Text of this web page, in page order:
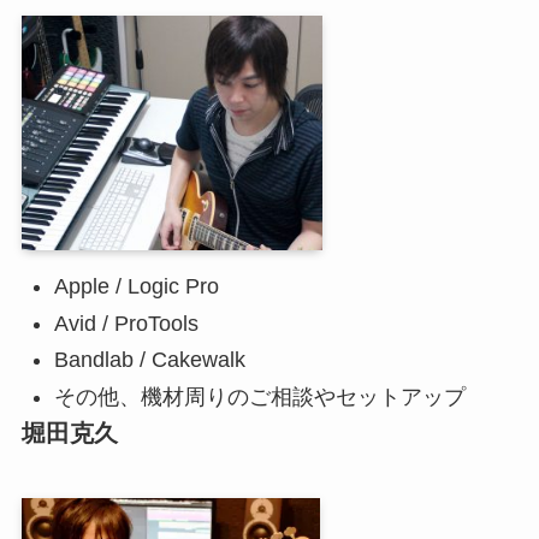
Apple / Logic Pro
Avid / ProTools
Bandlab / Cakewalk
その他、機材周りのご相談やセットアップ
堀田克久